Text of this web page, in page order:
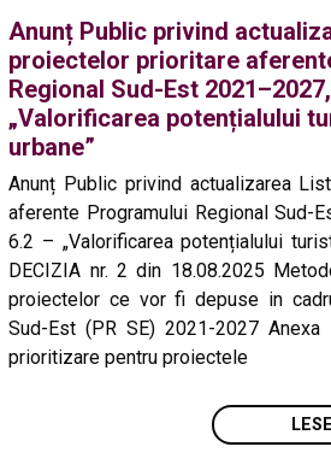
Anunț Public privind
proiectelor prioritare
Regional Sud-Est
„Valorificarea potențialului
urbane”
Anunț Public privind actualizarea
aferente Programului Regional Sud-
6.2 – „Valorificarea potențialului
DECIZIA nr. 2 din 18.08.2025
proiectelor ce vor fi depuse in
Sud-Est (PR SE) 2021-2027
prioritizare pentru proiectele